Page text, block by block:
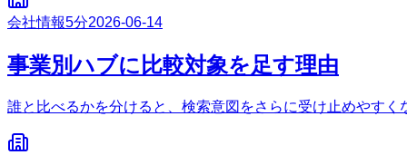
会社情報5分2026-06-14
事業別ハブに比較対象を足す理由
誰と比べるかを分けると、検索意図をさらに受け止めやすく